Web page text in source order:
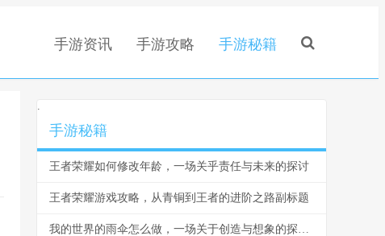
手游资讯 手游攻略 手游秘籍
.
手游秘籍
王者荣耀如何修改年龄，一场关乎责任与未来的探讨
王者荣耀游戏攻略，从青铜到王者的进阶之路副标题
我的世界的雨伞怎么做，一场关于创造与想象的探索，副标题，从无到有构筑你的遮雨穹顶